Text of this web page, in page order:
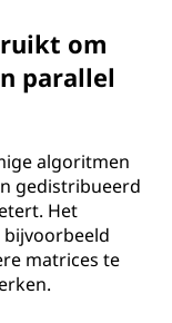
om
parallel
algoritmen
gedistribueerd
Het
matrices te